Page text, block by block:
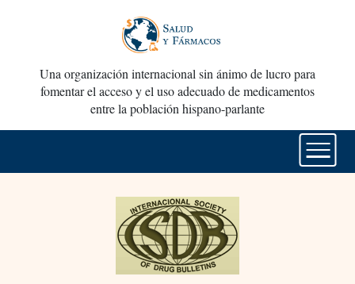
Una organización internacional sin ánimo de lucro para
fomentar el acceso y el uso adecuado de medicamentos
entre la población hispano-parlante